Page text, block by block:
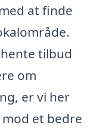
at finde
tilbud
om
er vi her
et bedre